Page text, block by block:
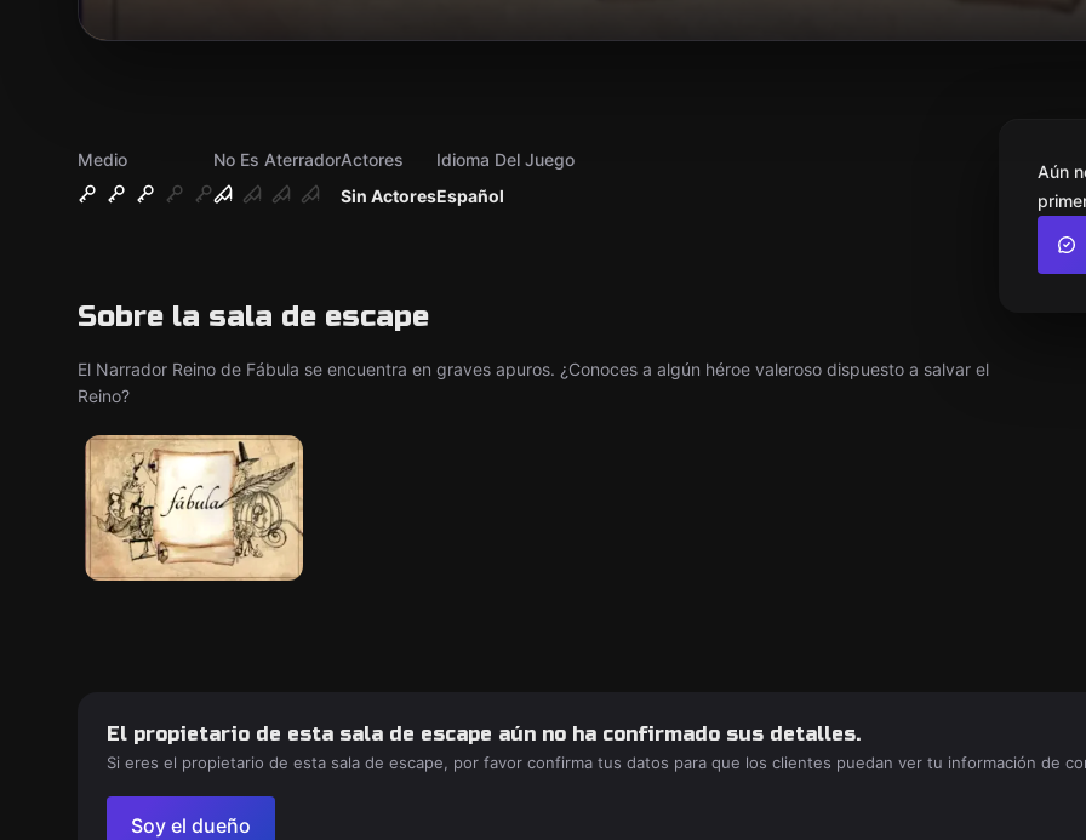
Medio
No Es Aterrador
Sin Actores
Actores
Español
Idioma Del Juego
Sobre la sala de escape
El Narrador Reino de Fábula se encuentra en graves apuros. ¿Conoces a algún héroe valeroso dispuesto a salvar el
Reino?
Aún
El propietario de esta sala de escape aún no ha confirmado sus detalles.
Si eres el propietario de esta sala de escape, por favor confirma tus datos para que los clientes puedan ver tu información de
Soy el dueño